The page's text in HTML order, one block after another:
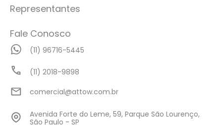
Representantes
Fale Conosco
(11) 96716-5445
(11) 2018-9898
comercial@attow.com.br
Avenida Forte do Leme, 59, Parque São Lourenço,
São Paulo - SP